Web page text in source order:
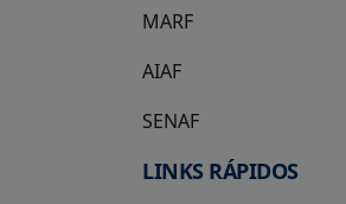
MARF
AIAF
SENAF
LINKS RÁPIDOS